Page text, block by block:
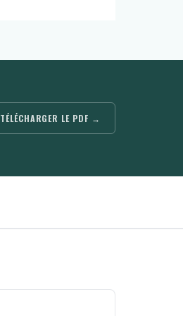
TÉLÉCHARGER LE PDF →